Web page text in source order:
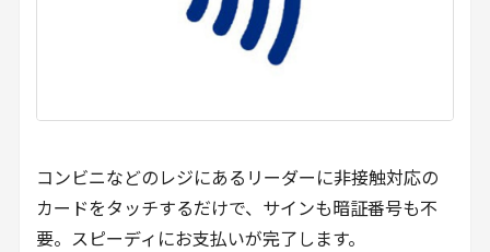
コンビニなどのレジにあるリーダーに非接触対応の
カードをタッチするだけで、サインも暗証番号も不
要。スピーディにお支払いが完了します。